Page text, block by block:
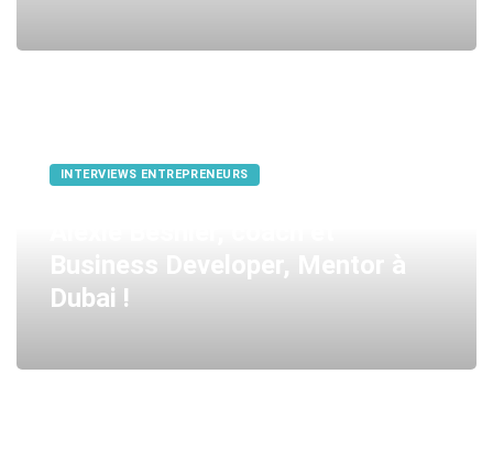
INTERVIEWS ENTREPRENEURS
Business Developer, Mentor à
Dubai !